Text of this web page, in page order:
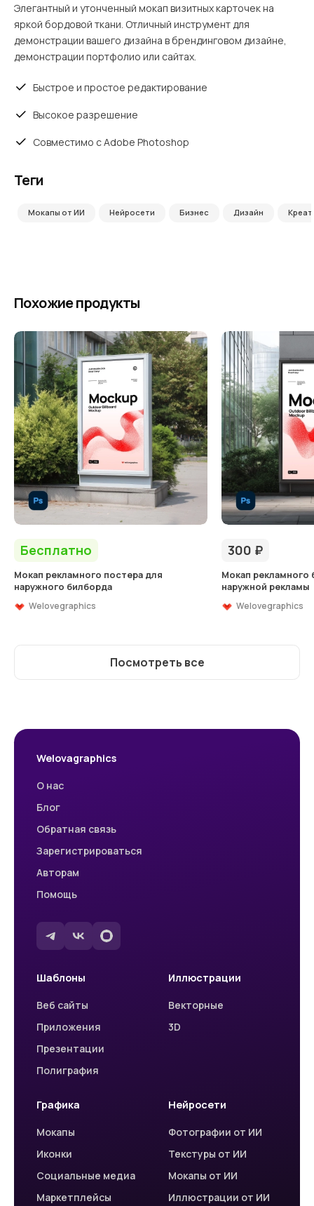
Элегантный и утонченный мокап визитных карточек на
яркой бордовой ткани. Отличный инструмент для
демонстрации вашего дизайна в брендинговом дизайне,
демонстрации портфолио или сайтах.
Быстрое и простое редактирование
Высокое разрешение
Совместимо с Adobe Photoshop
Теги
Мокапы от ИИ Нейросети Бизнес Дизайн
Похожие продукты
Бесплатно
Мокап рекламного постера для
наружного билборда
Welovegraphics
300 ₽
Мокап рекламного
наружной рекламы
Welovegraphics
Посмотреть все
Welovagraphics
О нас
Блог
Обратная связь
Зарегистрироваться
Авторам
Помощь
Шаблоны
Веб сайты
Приложения
Презентации
Полиграфия
Иллюстрации
Векторные
3D
Графика
Мокапы
Иконки
Социальные медиа
Маркетплейсы
Нейросети
Фотографии от ИИ
Текстуры от ИИ
Мокапы от ИИ
Иллюстрации от ИИ